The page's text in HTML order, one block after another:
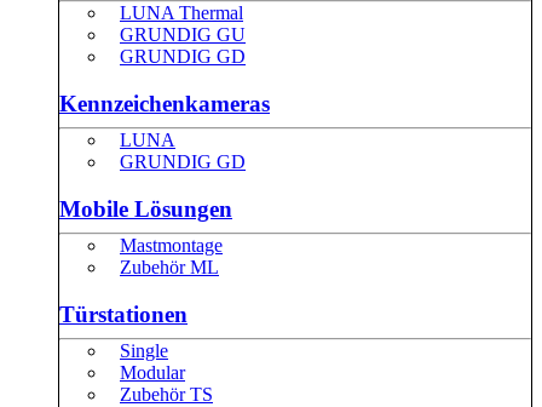
LUNA Thermal
GRUNDIG GU
GRUNDIG GD
Kennzeichenkameras
LUNA
GRUNDIG GD
Mobile Lösungen
Mastmontage
Zubehör ML
Türstationen
Single
Modular
Zubehör TS